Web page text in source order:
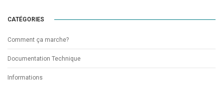
CATÉGORIES
Comment ça marche?
Documentation Technique
Informations